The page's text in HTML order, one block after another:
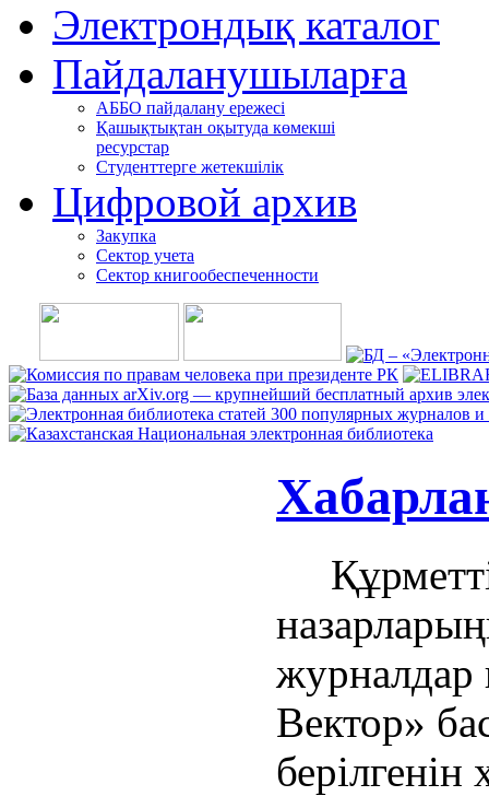
Электрондық каталог
Пайдаланушыларға
АББО пайдалану ережесі
Қашықтықтан оқытуда көмекші
ресурстар
Студенттерге жетекшілік
Цифровой архив
Закупка
Сектор учета
Сектор книгообеспеченности
Құрметті
журналдар
Вектор»